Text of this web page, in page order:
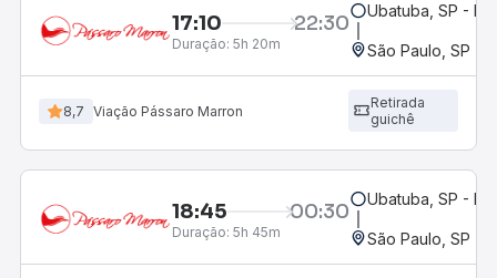
17:10 22:30
Duração: 5h 20m
Ubatuba, SP -
São Paulo, SP -
8,7 Viação Pássaro Marron
Retirada
guichê
18:45 00:30
Duração: 5h 45m
Ubatuba, SP -
São Paulo, SP -